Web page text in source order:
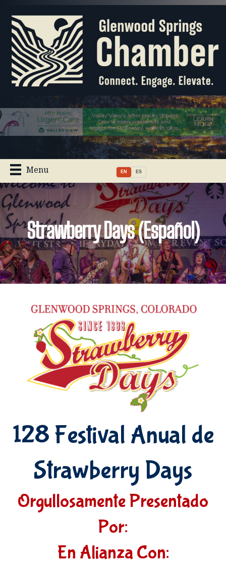
Menu EN ES
Strawberry Days (Español)
128 Festival Anual de
Strawberry Days
Orgullosamente Presentado
Por:
En Alianza Con: